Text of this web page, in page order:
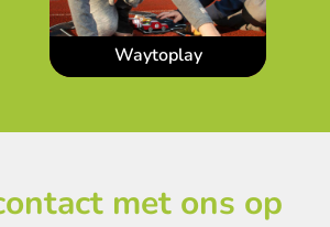
Waytoplay
met ons op